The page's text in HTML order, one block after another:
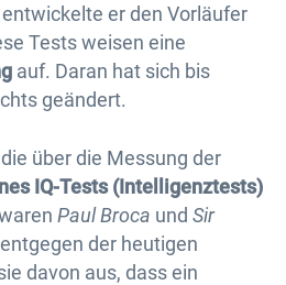
er den Vorläufer
Tests weisen eine
auf. Daran hat sich bis
geändert.
über die Messung der
IQ-Tests (Intelligenztests)
Paul Broca und Sir
der heutigen
davon aus, dass ein